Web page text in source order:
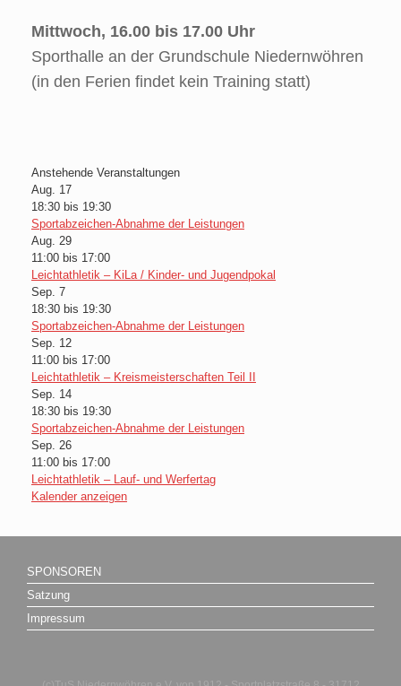
Mittwoch, 16.00 bis 17.00 Uhr
Sporthalle an der Grundschule Niedernwöhren
(in den Ferien findet kein Training statt)
Anstehende Veranstaltungen
Aug. 17
18:30 bis 19:30
Sportabzeichen-Abnahme der Leistungen
Aug. 29
11:00 bis 17:00
Leichtathletik – KiLa / Kinder- und Jugendpokal
Sep. 7
18:30 bis 19:30
Sportabzeichen-Abnahme der Leistungen
Sep. 12
11:00 bis 17:00
Leichtathletik – Kreismeisterschaften Teil II
Sep. 14
18:30 bis 19:30
Sportabzeichen-Abnahme der Leistungen
Sep. 26
11:00 bis 17:00
Leichtathletik – Lauf- und Werfertag
Kalender anzeigen
SPONSOREN
Satzung
Impressum